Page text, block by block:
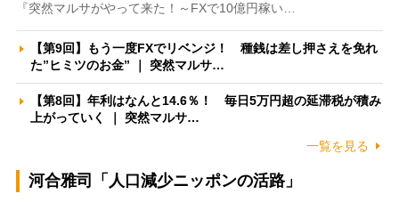
『突然マルサがやって来た！～FXで10億円稼い…
【第9回】もう一度FXでリベンジ！ 種銭は差し押さえを免れ
た”ヒミツのお金” ｜ 突然マルサ…
【第8回】年利はなんと14.6％！ 毎日5万円超の延滞税が積み
上がっていく ｜ 突然マルサ…
一覧を見る
河合雅司「人口減少ニッポンの活路」